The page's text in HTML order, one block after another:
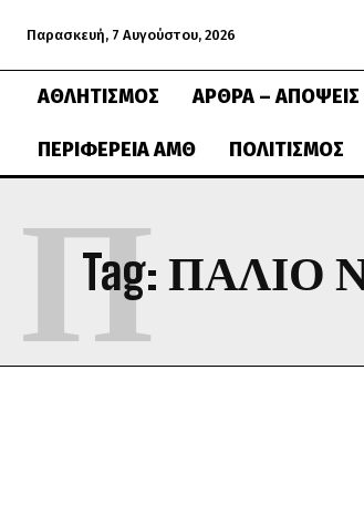
Παρασκευή, 7 Αυγούστου, 2026
ΑΘΛΗΤΙΣΜΌΣ ΆΡΘΡΑ – ΑΠΌΨΕΙΣ
ΠΕΡΙΦΈΡΕΙΑ ΑΜΘ ΠΟΛΙΤΙΣΜΌΣ
Tag: ΠΑΛΙΟ
Π